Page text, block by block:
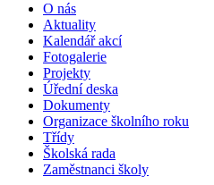
O nás
Aktuality
Kalendář akcí
Fotogalerie
Projekty
Úřední deska
Dokumenty
Organizace školního roku
Třídy
Školská rada
Zaměstnanci školy